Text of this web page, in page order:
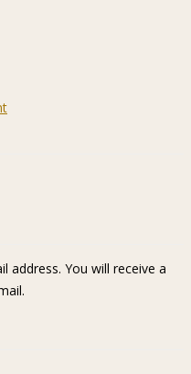
address. You will receive a